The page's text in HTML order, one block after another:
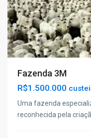
Fazenda 3M
R$1.500.000
Uma fazenda
reconhecida pela